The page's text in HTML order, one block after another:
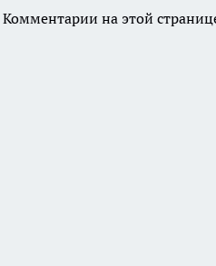
Комментарии на этой